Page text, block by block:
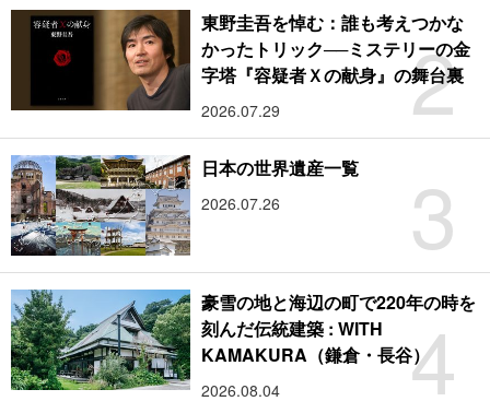
2
東野圭吾を悼む：誰も考えつかな
かったトリック──ミステリーの金
字塔『容疑者Ｘの献身』の舞台裏
2026.07.29
3
日本の世界遺産一覧
2026.07.26
4
豪雪の地と海辺の町で220年の時を
刻んだ伝統建築 : WITH
KAMAKURA（鎌倉・長谷）
2026.08.04